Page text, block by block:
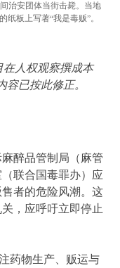
治安团体当街击毙。当地
板上写著“我是毒贩”。
在人权观察撰成本
已按此修正。
醉品管制局（麻管
联合国毒罪办）应
者的危险风潮。这
，应呼吁立即停止
药物生产、贩运与